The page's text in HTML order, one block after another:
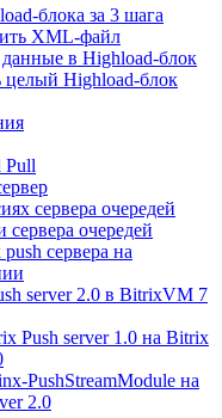
блока за 3 шага
XML-файл
в Highload-блок
целый Highload-блок
Pull
сервера очередей
очередей
сервера на
server 2.0 в BitrixVM 7
Push server 1.0 на Bitrix
PushStreamModule на
2.0